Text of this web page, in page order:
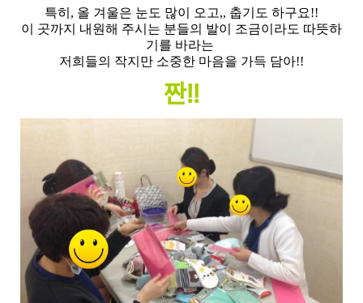
특히, 올 겨울은 눈도 많이 오고,, 춥기도 하구요!!
이 곳까지 내원해 주시는 분들의 발이 조금이라도 따뜻하
기를 바라는
저희들의 작지만 소중한 마음을 가득 담아!!
짠!!